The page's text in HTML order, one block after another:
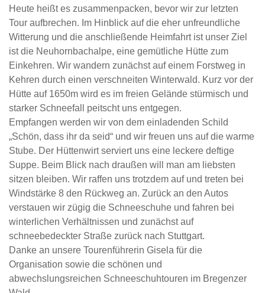
Heute heißt es zusammenpacken, bevor wir zur letzten
Tour aufbrechen. Im Hinblick auf die eher unfreundliche
Witterung und die anschließende Heimfahrt ist unser Ziel
ist die Neuhornbachalpe, eine gemütliche Hütte zum
Einkehren. Wir wandern zunächst auf einem Forstweg in
Kehren durch einen verschneiten Winterwald. Kurz vor der
Hütte auf 1650m wird es im freien Gelände stürmisch und
starker Schneefall peitscht uns entgegen.
Empfangen werden wir von dem einladenden Schild
„Schön, dass ihr da seid“ und wir freuen uns auf die warme
Stube. Der Hüttenwirt serviert uns eine leckere deftige
Suppe. Beim Blick nach draußen will man am liebsten
sitzen bleiben. Wir raffen uns trotzdem auf und treten bei
Windstärke 8 den Rückweg an. Zurück an den Autos
verstauen wir zügig die Schneeschuhe und fahren bei
winterlichen Verhältnissen und zunächst auf
schneebedeckter Straße zurück nach Stuttgart.
Danke an unsere Tourenführerin Gisela für die
Organisation sowie die schönen und
abwechslungsreichen Schneeschuhtouren im Bregenzer